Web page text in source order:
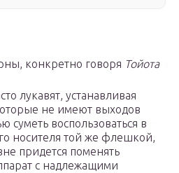
конкретно говоря Тойота
лукавят, устанавливая
не имеют выходов
суметь воспользоваться в
носителя той же флешкой,
придется поменять
с надлежащими